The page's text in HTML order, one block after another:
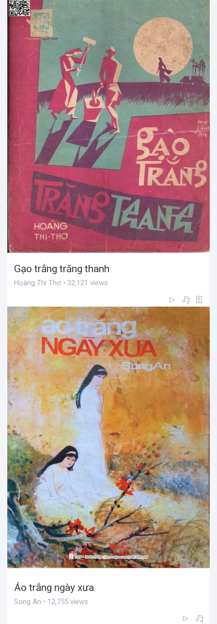
Gạo trắng trăng thanh
Hoàng Thi Thơ • 32,121 views
Áo trắng ngày xưa
Song An • 12,755 views